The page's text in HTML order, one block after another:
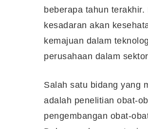
beberapa tahun
kesadaran akan
kemajuan dalam
perusahaan dalam
Salah satu bidang yang
adalah penelitian obat-
pengembangan obat-